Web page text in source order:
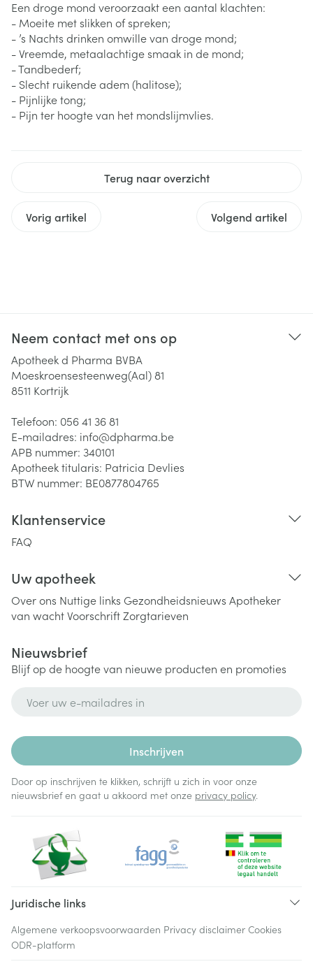
Een droge mond veroorzaakt een aantal klachten:
- Moeite met slikken of spreken;
- ’s Nachts drinken omwille van droge mond;
- Vreemde, metaalachtige smaak in de mond;
- Tandbederf;
- Slecht ruikende adem (halitose);
- Pijnlijke tong;
- Pijn ter hoogte van het mondslijmvlies.
Terug naar overzicht
Vorig artikel Volgend artikel
Neem contact met ons op
Apotheek d Pharma BVBA
Moeskroensesteenweg(Aal) 81
8511 Kortrijk
Telefoon: 056 41 36 81
E-mailadres: info@dpharma.be
APB nummer: 340101
Apotheek titularis: Patricia Devlies
BTW nummer: BE0877804765
Klantenservice
FAQ
Uw apotheek
Over ons Nuttige links Gezondheidsnieuws Apotheker
van wachtVoorschriftZorgtarieven
Nieuwsbrief
Blijf op de hoogte van nieuwe producten en promoties
Inschrijven
Door op inschrijven te klikken, schrijft u zich in voor onze
nieuwsbrief en gaat u akkoord met onze privacy policy.
Juridische links
Algemene verkoopsvoorwaarden Privacy disclaimer Cookies
ODR-platform